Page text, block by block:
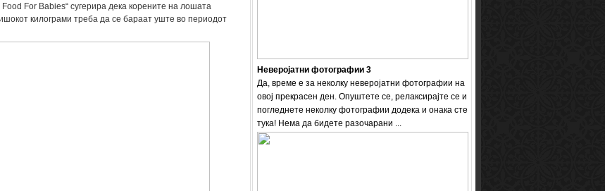
For Babies“ сугерира дека корените на лошата
килограми треба да се бараат уште во периодот
Неверојатни фотографии 3
Да, време е за неколку неверојатни фотографии на
овој прекрасен ден. Опуштете се, релаксирајте се и
погледнете неколку фотографии додека и онака сте
тука! Нема да бидете разочарани ...